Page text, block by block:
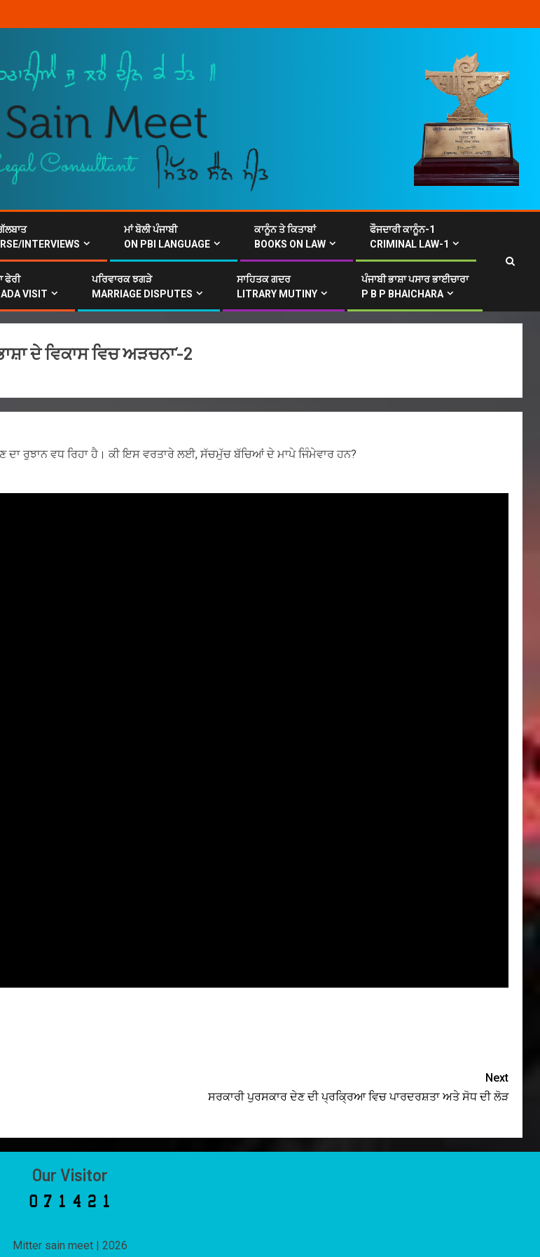
INTERVIEWS
ਮਾਂ ਬੋਲੀ ਪੰਜਾਬੀ
ON PBI LANGUAGE
ਕਾਨੂੰਨ ਤੇ ਕਿਤਾਬਾਂ
BOOKS ON LAW
ਫੌਜਦਾਰੀ ਕਾਨੂੰਨ-1
CRIMINAL LAW-1
ਫੇਰੀ
VISIT
ਪਰਿਵਾਰਕ ਝਗੜੇ
MARRIAGE DISPUTES
ਸਾਹਿਤਕ ਗਦਰ
LITRARY MUTINY
ਪੰਜਾਬੀ ਭਾਸ਼ਾ ਪਸਾਰ ਭਾਈਚਾਰਾ
P B P BHAICHARA
ਦੇ ਵਿਕਾਸ ਵਿਚ ਅੜਚਨਾ’-2
ਦਾ ਰੁਝਾਨ ਵਧ ਰਿਹਾ ਹੈ। ਕੀ ਇਸ ਵਰਤਾਰੇ ਲਈ, ਸੱਚਮੁੱਚ ਬੱਚਿਆਂ ਦੇ ਮਾਪੇ ਜਿੰਮੇਵਾਰ ਹਨ?
Next
ਸਰਕਾਰੀ ਪੁਰਸਕਾਰ ਦੇਣ ਦੀ ਪ੍ਰਕ੍ਰਿਆ ਵਿਚ ਪਾਰਦਰਸ਼ਤਾ ਅਤੇ ਸੋਧ ਦੀ ਲੋੜ
Our Visitor
Mitter sain meet |2026